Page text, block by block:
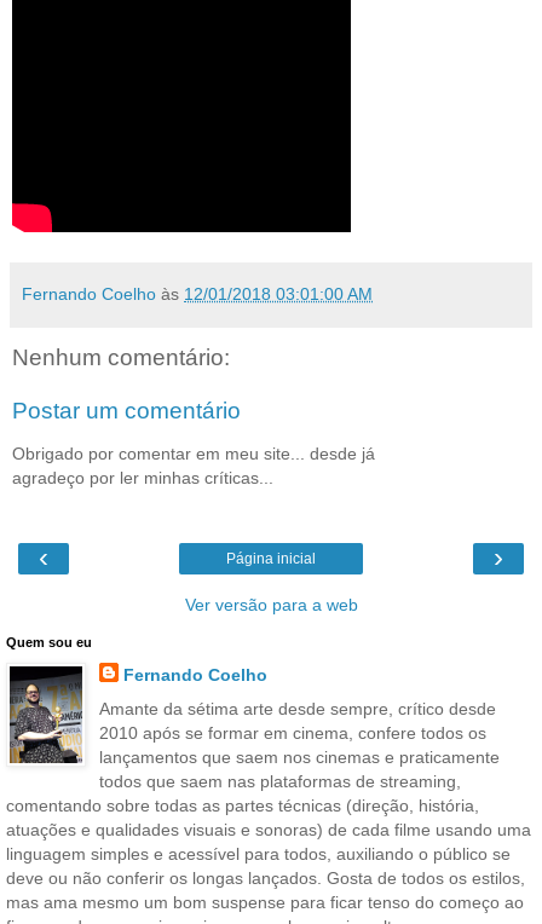
Fernando Coelho às 12/01/2018 03:01:00 AM
Nenhum comentário:
Postar um comentário
Obrigado por comentar em meu site... desde já
agradeço por ler minhas críticas...
‹ ›
Página inicial
Ver versão para a web
Quem sou eu
Fernando Coelho
Amante da sétima arte desde sempre, crítico desde
2010 após se formar em cinema, confere todos os
lançamentos que saem nos cinemas e praticamente
todos que saem nas plataformas de streaming,
comentando sobre todas as partes técnicas (direção, história,
atuações e qualidades visuais e sonoras) de cada filme usando uma
linguagem simples e acessível para todos, auxiliando o público se
deve ou não conferir os longas lançados. Gosta de todos os estilos,
mas ama mesmo um bom suspense para ficar tenso do começo ao